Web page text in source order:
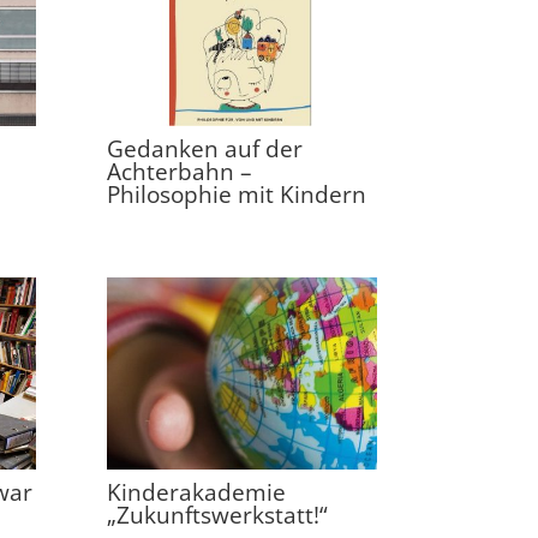
Gedanken auf der
Achterbahn –
Philosophie mit Kindern
Kinderakademie
„Zukunftswerkstatt!“